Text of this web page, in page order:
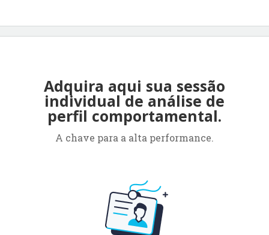
Adquira aqui sua sessão
individual de análise de
perfil comportamental.
A chave para a alta performance.